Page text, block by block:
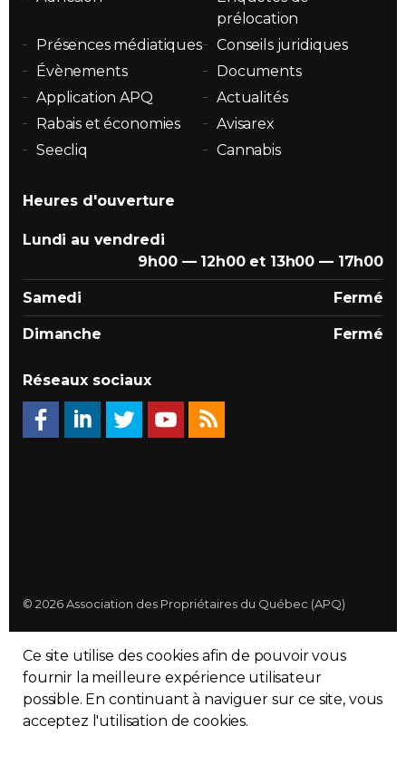
prélocation
Présences médiatiques
Conseils juridiques
Évènements
Documents
Application APQ
Actualités
Rabais et économies
Avisarex
Seecliq
Cannabis
Heures d'ouverture
Lundi au vendredi
9h00 — 12h00 et 13h00 — 17h00
Samedi Fermé
Dimanche Fermé
Réseaux sociaux
© 2026 Association des Propriétaires du Québec (APQ)
Plan du site
Made with
Ce site utilise des cookies afin de pouvoir vous
fournir la meilleure expérience utilisateur
possible. En continuant à naviguer sur ce site, vous
acceptez l'utilisation de cookies.